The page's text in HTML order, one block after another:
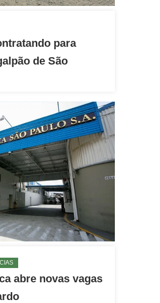
para
de São
abre novas vagas